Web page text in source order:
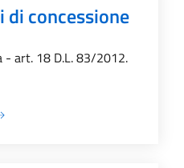
concessione
art. 18 D.L. 83/2012.
PAGAMENTI E ATTI DI